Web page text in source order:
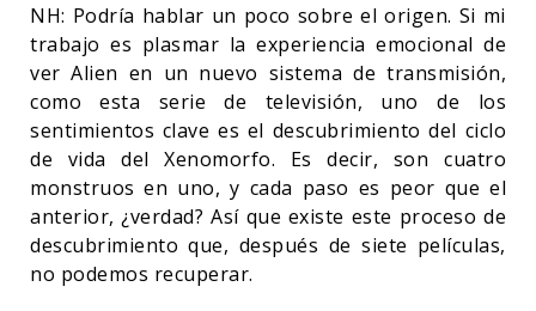
NH: Podría hablar un poco sobre el origen. Si mi
trabajo es plasmar la experiencia emocional de
ver Alien en un nuevo sistema de transmisión,
como esta serie de televisión, uno de los
sentimientos clave es el descubrimiento del ciclo
de vida del Xenomorfo. Es decir, son cuatro
monstruos en uno, y cada paso es peor que el
anterior, ¿verdad? Así que existe este proceso de
descubrimiento que, después de siete películas,
no podemos recuperar.